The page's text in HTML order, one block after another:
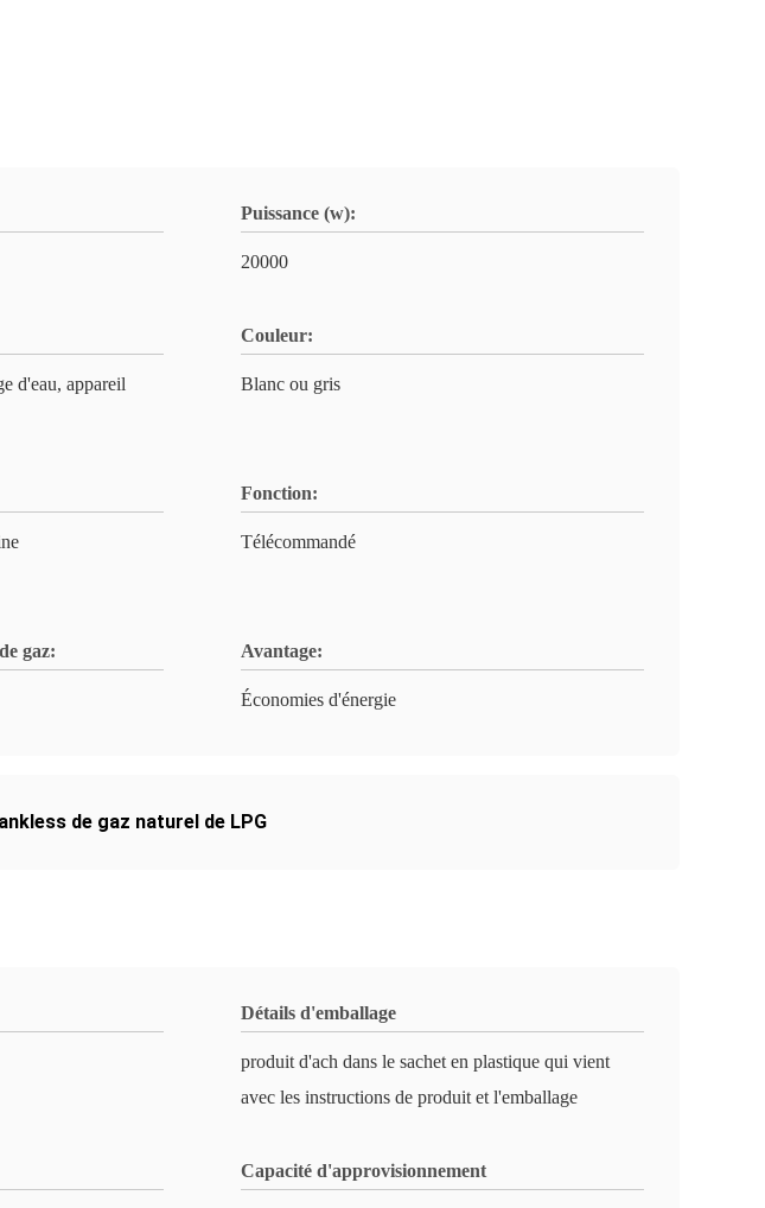
Puissance (w):
20000
d'eau, appareil
Couleur:
Blanc ou gris
Fonction:
Télécommandé
gaz: Avantage:
Économies d'énergie
de gaz naturel de LPG
Détails d'emballage
produit d'ach dans le sachet en plastique qui vient
avec les instructions de produit et l'emballage
Capacité d'approvisionnement